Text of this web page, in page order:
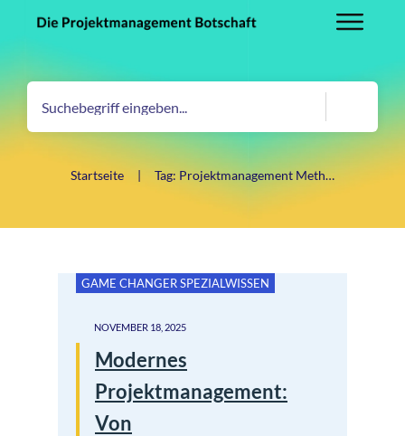
Startseite | Tag: Projektmanagement Methodenvergleich
GAME CHANGER SPEZIALWISSEN
NOVEMBER 18, 2025
Modernes
Projektmanagement:
Von